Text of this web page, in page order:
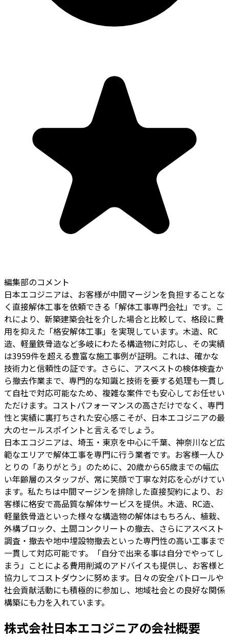
編集部のコメント
日本エコジニアは、お客様が中間マージンを負担することな
く直接解体工事を依頼できる「解体工事専門会社」です。こ
れにより、新築建築会社を介した場合と比較して、格段に費
用を抑えた「格安解体工事」を実現しています。木造、RC
造、軽量鉄骨造など多岐にわたる構造物に対応し、その実績
は3959件を超える豊富な施工事例が証明。これは、確かな
技術力と信頼性の証です。さらに、アスベストの検体検査か
ら撤去作業まで、専門的な知識と技術を要する処理も一貫し
て自社で対応可能なため、複雑な案件でも安心してお任せい
ただけます。コストパフォーマンスの高さだけでなく、専門
性と実績に裏打ちされた安心感こそが、日本エコジニアの最
大のセールスポイントと言えるでしょう。
日本エコジニアは、埼玉・東京を中心に千葉、神奈川など広
範なエリアで解体工事を専門に行う業者です。お客様一人ひ
とりの「ありがとう」のために、20歳から65歳までの幅広
い年齢層のスタッフが、常に笑顔で丁寧な対応を心がけてい
ます。私たちは中間マージンを排除した直接契約により、お
客様に格安で高品質な解体サービスを提供。木造、RC造、
軽量鉄骨造といった様々な構造物の解体はもちろん、植栽、
外構ブロック、土間コンクリートの撤去、さらにアスベスト
調査・撤去や地中埋設物撤去といった専門性の高い工事まで
一貫して対応可能です。「自分で出来る事は自分でやってし
まう」ことによる費用削減のアドバイスも提供し、お客様と
協力してコストダウンに努めます。日々の安全パトロールや
社会貢献活動にも積極的に参加し、地域社会との良好な関係
構築にも力を入れています。
株式会社日本エコジニアの会社概要